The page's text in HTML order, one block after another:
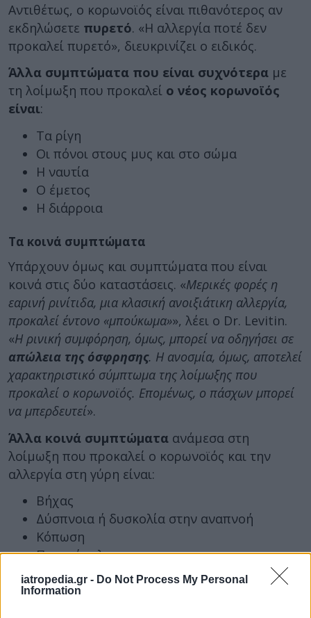
iatropedia.gr - Do Not Process My Personal
Information
Αντιθέτως, ο κορωνοϊός είναι πιθανότερος αν
εκδηλώσετε πυρετό. «Η αλλεργία ποτέ δεν
προκαλεί πυρετό», διευκρινίζει ο ειδικός.
Άλλα συμπτώματα που είναι συχνότερα με
τη λοίμωξη που προκαλεί ο νέος κορωνοϊός
είναι:
Τα ρίγη
Οι πόνοι στους μυς και στο σώμα
Η ναυτία
Ο έμετος
Η διάρροια
Τα κοινά συμπτώματα
Υπάρχουν όμως και συμπτώματα που είναι
κοινά στις δύο καταστάσεις. «Μερικές φορές η
εαρινή ρινίτιδα, μια κλασική ανοιξιάτικη αλλεργία,
προκαλεί έντονο «μπούκωμα»», λέει ο Dr. Levitin.
«Η ρινική συμφόρηση, όμως, μπορεί να οδηγήσει σε
απώλεια της όσφρησης. Η ανοσμία, όμως, αποτελεί
χαρακτηριστικό σύμπτωμα της λοίμωξης που
προκαλεί ο κορωνοϊός. Επομένως, ο πάσχων μπορεί
να μπερδευτεί».
Άλλα κοινά συμπτώματα ανάμεσα στη
λοίμωξη που προκαλεί ο κορωνοϊός και την
αλλεργία στη γύρη είναι:
Βήχας
Δύσπνοια ή δυσκολία στην αναπνοή
Κόπωση
Πονοκέφαλος
Πονόλαιμος